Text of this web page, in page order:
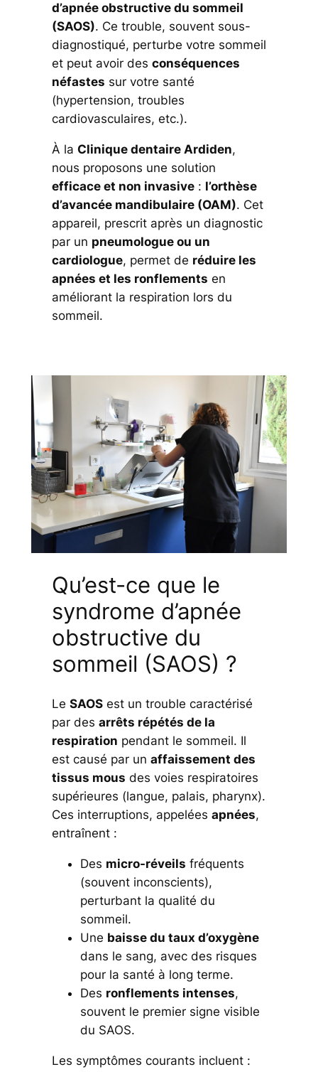
d’apnée obstructive du sommeil
(SAOS). Ce trouble, souvent sous-
diagnostiqué, perturbe votre sommeil
et peut avoir des conséquences
néfastes sur votre santé
(hypertension, troubles
cardiovasculaires, etc.).
À la Clinique dentaire Ardiden,
nous proposons une solution
efficace et non invasive: l’orthèse
d’avancée mandibulaire (OAM). Cet
appareil, prescrit après un diagnostic
par un pneumologue ou un
cardiologue, permet de réduire les
apnées et les ronflements en
améliorant la respiration lors du
sommeil.
Qu’est-ce que le
syndrome d’apnée
obstructive du
sommeil (SAOS) ?
Le SAOSest un trouble caractérisé
par des arrêts répétés de la
respiration pendant le sommeil. Il
est causé par un affaissement des
tissus mous des voies respiratoires
supérieures (langue, palais, pharynx).
Ces interruptions, appelées apnées,
entraînent :
Des micro-réveils fréquents
(souvent inconscients),
perturbant la qualité du
sommeil.
Une baisse du taux d’oxygène
dans le sang, avec des risques
pour la santé à long terme.
Des ronflements intenses,
souvent le premier signe visible
du SAOS.
Les symptômes courants incluent :